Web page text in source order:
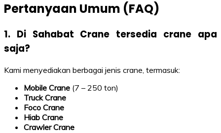
Pertanyaan Umum (FAQ)
1. Di Sahabat Crane tersedia crane apa
saja?
Kami menyediakan berbagai jenis crane, termasuk:
Mobile Crane (7 – 250 ton)
Truck Crane
Foco Crane
Hiab Crane
Crawler Crane